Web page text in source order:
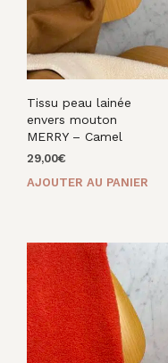
Tissu peau lainée
envers mouton
MERRY – Camel
29,00€
AJOUTER AU PANIER